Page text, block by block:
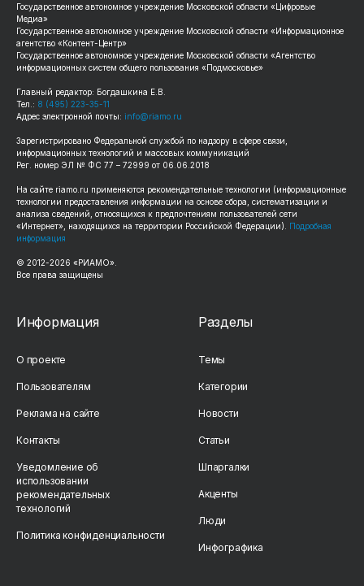
Государственное автономное учреждение Московской области «Цифровые
Медиа»
Государственное автономное учреждение Московской области «Информационное
агентство «Контент-Центр»
Государственное автономное учреждение Московской области «Агентство
информационных систем общего пользования «Подмосковье»
Главный редактор: Богдашкина Е.В.
Тел.: 8 (495) 223-35-11
Адрес электронной почты: info@riamo.ru
Зарегистрировано Федеральной службой по надзору в сфере связи,
информационных технологий и массовых коммуникаций
Рег. номер ЭЛ № ФС 77 – 72999 от 06.06.2018
На сайте riamo.ru применяются рекомендательные технологии (информационные
технологии предоставления информации на основе сбора, систематизации и
анализа сведений, относящихся к предпочтениям пользователей сети
«Интернет», находящихся на территории Российской Федерации).
Подробная
информация
© 2012-2026 «РИАМО».
Все права защищены
Информация
О проекте
Пользователям
Реклама на сайте
Контакты
Уведомление об
использовании
рекомендательных
технологий
Политика конфиденциальности
Разделы
Темы
Категории
Новости
Статьи
Шпаргалки
Акценты
Люди
Инфографика